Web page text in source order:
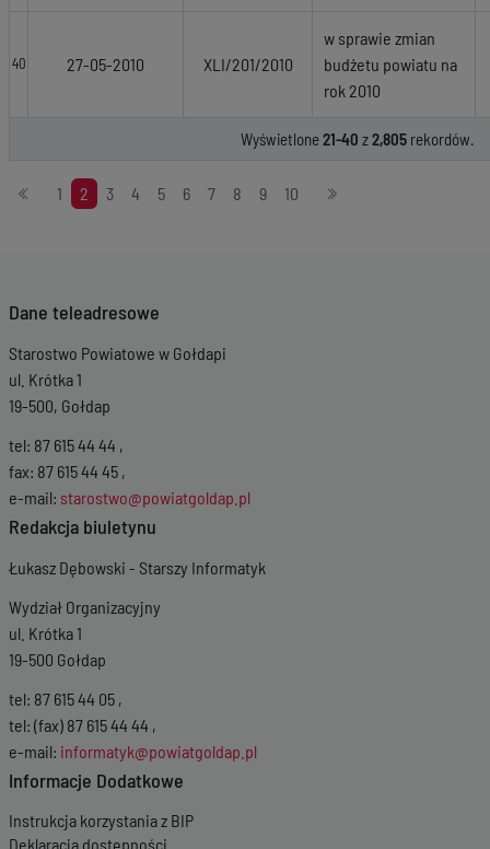
40 27-05-2010 XLI/201/2010
w sprawie zmian
budżetu powiatu na
rok 2010
Wyświetlone21-40 z2,805 rekordów.
Stronicowanie
1 2 3 4 5 6 7 8 9 10
Dane teleadresowe
Starostwo Powiatowe w Gołdapi
ul. Krótka 1
19-500, Gołdap
tel: 87 615 44 44 ,
fax: 87 615 44 45 ,
e-mail: starostwo@powiatgoldap.pl
Redakcja biuletynu
Łukasz Dębowski - Starszy Informatyk
Wydział Organizacyjny
ul. Krótka 1
19-500 Gołdap
tel: 87 615 44 05 ,
tel: (fax) 87 615 44 44 ,
e-mail: informatyk@powiatgoldap.pl
Informacje Dodatkowe
Instrukcja korzystania z BIP
Deklaracja dostępności